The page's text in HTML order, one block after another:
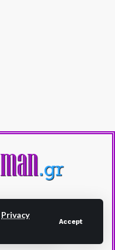
Privacy
Accept